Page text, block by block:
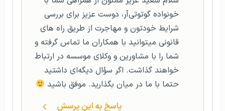
خونواده گوتوتی‌آر، دوست عزیز برای بررسی
شرایط خودتون و مهاجرت از طریق راه های
قانونی میتوانید با همکاران ما تماس گرفته و
شما را با مشاورین و وکلای موسسه در ارتباط
خواهند گذاشت. اگر سؤال دیگه‌ای داشتید
حتما با ما در میان بگذارید. موفق باشید
پاسخ به این پرسش